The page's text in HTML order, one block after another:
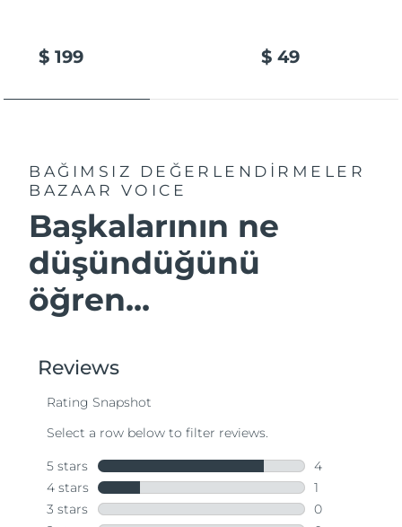
$ 199 $ 49
BAĞIMSIZ DEĞERLENDİRMELER
BAZAAR VOICE
Başkalarının ne
düşündüğünü
öğren...